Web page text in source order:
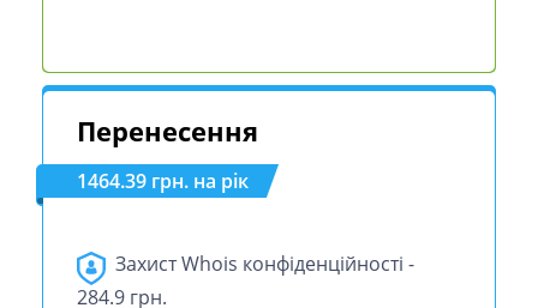
Перенесення
1464.39 грн. на рік
Захист Whois конфіденційності -
284.9 грн.